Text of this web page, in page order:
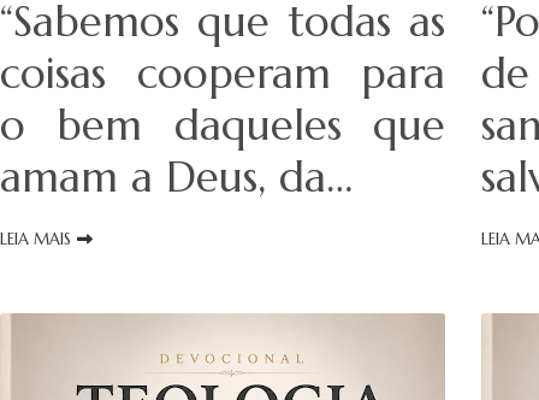
“Sabemos que todas as
coisas cooperam para
o bem daqueles que
amam a Deus, da…
LEIA MAIS LEIA